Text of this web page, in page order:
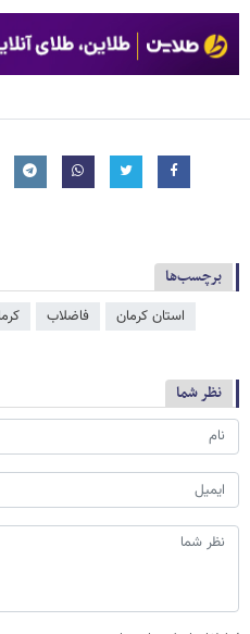
برچسب‌ها
استان کرمان فاضلاب
نظر شما